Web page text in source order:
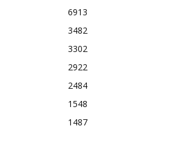
6913
3482
3302
2922
2484
1548
1487